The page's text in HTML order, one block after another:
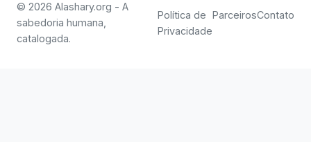
© 2026 Alashary.org - A
sabedoria humana,
catalogada.
Política de
Privacidade
ParceirosContato